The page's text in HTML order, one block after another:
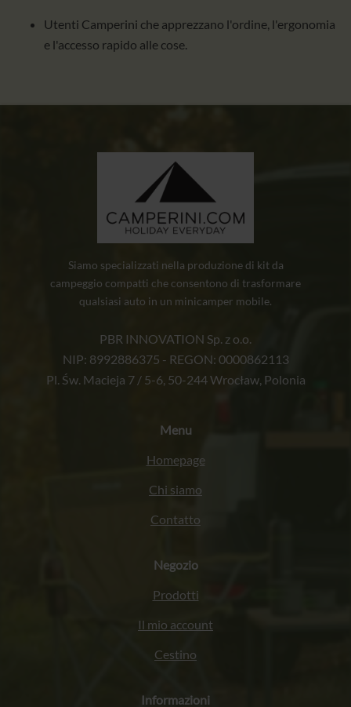
Utenti Camperini che apprezzano l'ordine, l'ergonomia
e l'accesso rapido alle cose.
Siamo specializzati nella produzione di kit da
campeggio compatti che consentono di trasformare
qualsiasi auto in un minicamper mobile.
PBR INNOVATION Sp. z o.o.
NIP: 8992886375 - REGON: 0000862113
Pl. Św. Macieja 7 / 5-6, 50-244 Wrocław, Polonia
Menu
Homepage
Chi siamo
Contatto
Negozio
Prodotti
Il mio account
Cestino
Informazioni